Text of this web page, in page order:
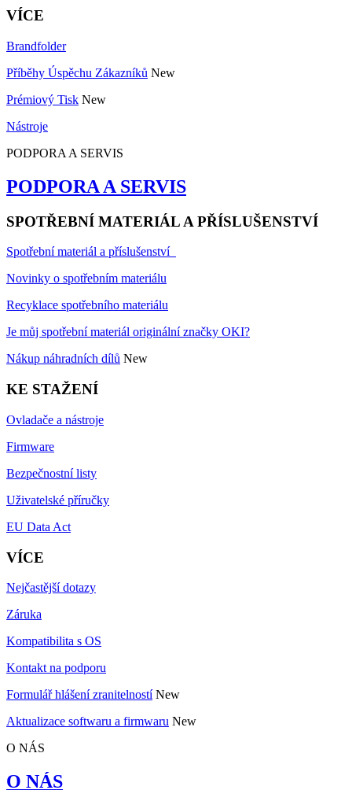
VÍCE
Brandfolder
Příběhy Úspěchu Zákazníků New
Prémiový Tisk New
Nástroje
PODPORA A SERVIS
PODPORA A SERVIS
SPOTŘEBNÍ MATERIÁL A PŘÍSLUŠENSTVÍ
Spotřební materiál a příslušenství
Novinky o spotřebním materiálu
Recyklace spotřebního materiálu
Je můj spotřební materiál originální značky OKI?
Nákup náhradních dílů New
KE STAŽENÍ
Ovladače a nástroje
Firmware
Bezpečnostní listy
Uživatelské příručky
EU Data Act
VÍCE
Nejčastější dotazy
Záruka
Kompatibilita s OS
Kontakt na podporu
Formulář hlášení zranitelností New
Aktualizace softwaru a firmwaru New
O NÁS
O NÁS